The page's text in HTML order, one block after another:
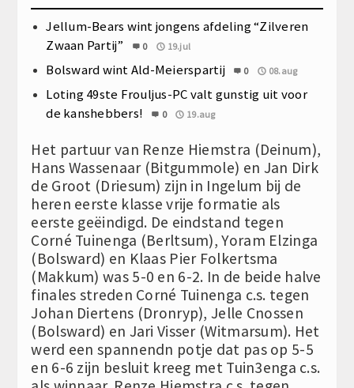
Jellum-Bears wint jongens afdeling “Zilveren
Zwaan Partij”
0 19.jul
Bolsward wint Ald-Meierspartij 0 08.aug
Loting 49ste Frouljus-PC valt gunstig uit voor
de kanshebbers!
0 19.aug
Het partuur van Renze Hiemstra (Deinum),
Hans Wassenaar (Bitgummole) en Jan Dirk
de Groot (Driesum) zijn in Ingelum bij de
heren eerste klasse vrije formatie als
eerste geëindigd. De eindstand tegen
Corné Tuinenga (Berltsum), Yoram Elzinga
(Bolsward) en Klaas Pier Folkertsma
(Makkum) was 5-0 en 6-2. In de beide halve
finales streden Corné Tuinenga c.s. tegen
Johan Diertens (Dronryp), Jelle Cnossen
(Bolsward) en Jari Visser (Witmarsum). Het
werd een spannendn potje dat pas op 5-5
en 6-6 zijn besluit kreeg met Tuin3enga c.s.